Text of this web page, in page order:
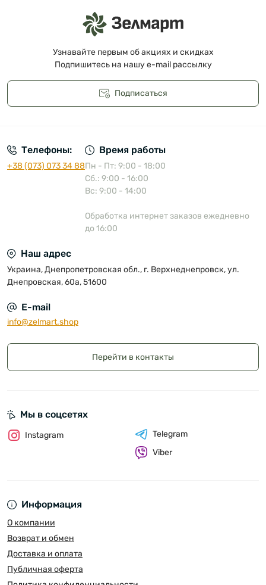
Узнавайте первым об акциях и скидках
Подпишитесь на нашу e-mail рассылку
Подписаться
Телефоны:
+38 (073) 073 34 88
Время работы
Пн - Пт: 9:00 - 18:00
Сб.: 9:00 - 16:00
Вс: 9:00 - 14:00
Обработка интернет заказов ежедневно
до 16:00
Наш адрес
Украина, Днепропетровская обл., г. Верхнеднепровск, ул.
Днепровская, 60а, 51600
E-mail
info@zelmart.shop
Перейти в контакты
Информация
О компании
Возврат и обмен
Доставка и оплата
Публичная оферта
Мы в соцсетях
Instagram
Telegram
Viber